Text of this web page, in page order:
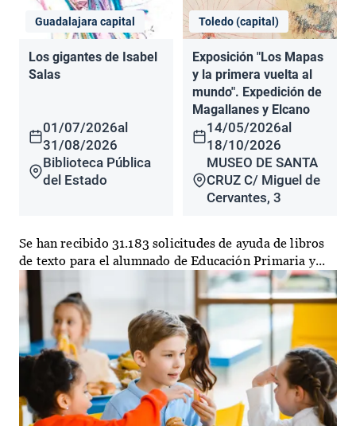
Guadalajara capital
Los gigantes de Isabel
Salas
01/07/2026al
31/08/2026
Biblioteca Pública
del Estado
Toledo (capital)
Exposición "Los Mapas
y la primera vuelta al
mundo". Expedición de
Magallanes y Elcano
14/05/2026al
18/10/2026
MUSEO DE SANTA
CRUZ C/ Miguel de
Cervantes, 3
Se han recibido 31.183 solicitudes de ayuda de libros
de texto para el alumnado de Educación Primaria y...